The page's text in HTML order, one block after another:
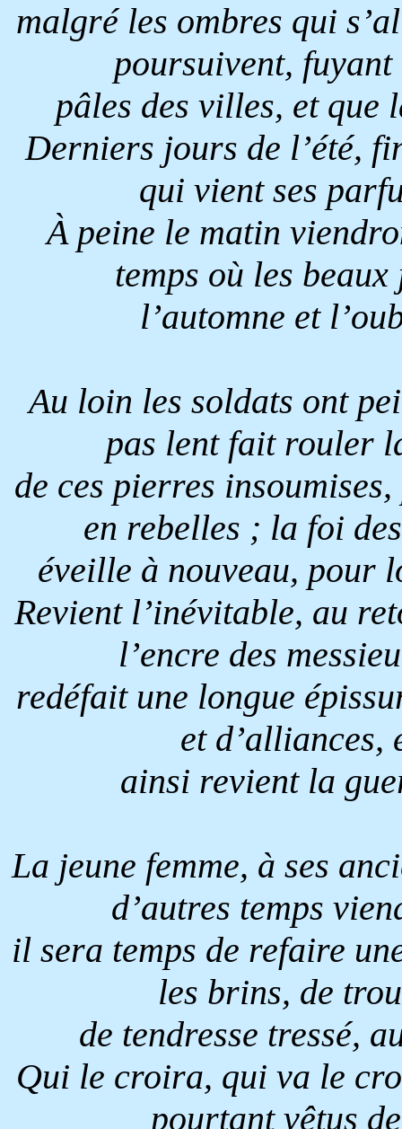
malgré les ombres qui
poursuivent,
pâles des villes, et que
Derniers jours de l’été,
qui vient ses
À peine le matin
temps où les
l’automne et
Au loin les soldats ont
pas lent fait rouler
de ces pierres
en rebelles ; la foi
éveille à nouveau, pour
Revient l’inévitable, au
l’encre des
redéfait une longue
et d’alliances,
ainsi revient la
La jeune femme, à ses
d’autres temps
il sera temps de refaire
les brins, de
de tendresse tressé,
Qui le croira, qui va le
pourtant vêtus